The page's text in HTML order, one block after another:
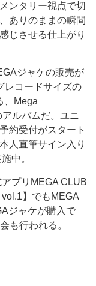
ンタリー視点で切
ありのままの瞬間
じさせる仕上がり
ジャケの販売が
レコードサイズの
、Mega
ルバムだ。ユニ
約受付がスタート
人直筆サイン入り
中。
プリMEGA CLUB
】でもMEGA
ジャケが購入で
も行われる。